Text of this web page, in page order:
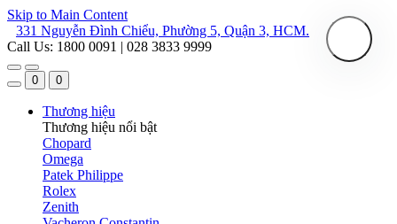
Skip to Main Content
331 Nguyễn Đình Chiểu, Phường 5, Quận 3, HCM.
Call Us: 1800 0091 | 028 3833 9999
0 0
Thương hiệu
Thương hiệu nổi bật
Chopard
Omega
Patek Philippe
Rolex
Zenith